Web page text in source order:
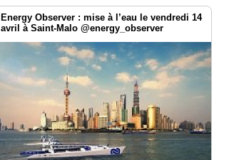
Energy Observer : mise à l’eau le vendredi 14
avril à Saint-Malo @energy_observer